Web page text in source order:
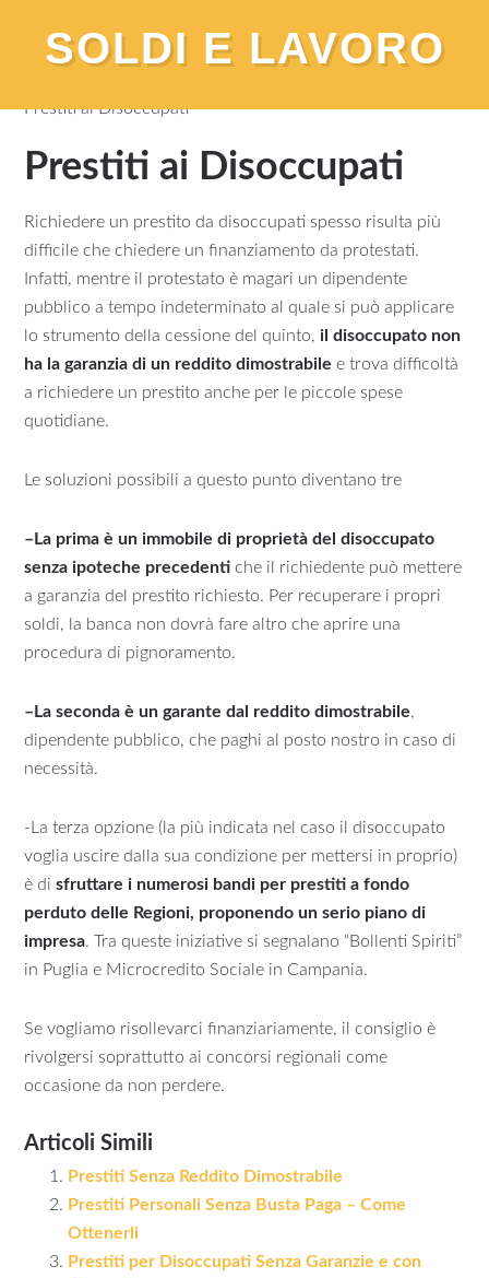
SOLDI E LAVORO
Prestiti ai Disoccupati
Prestiti ai Disoccupati
Richiedere un prestito da disoccupati spesso risulta più
difficile che chiedere un finanziamento da protestati.
Infatti, mentre il protestato è magari un dipendente
pubblico a tempo indeterminato al quale si può applicare
lo strumento della cessione del quinto, il disoccupato non
ha la garanzia di un reddito dimostrabile e trova difficoltà
a richiedere un prestito anche per le piccole spese
quotidiane.
Le soluzioni possibili a questo punto diventano tre
– La prima è un immobile di proprietà del disoccupato
senza ipoteche precedenti che il richiedente può mettere
a garanzia del prestito richiesto. Per recuperare i propri
soldi, la banca non dovrà fare altro che aprire una
procedura di pignoramento.
– La seconda è un garante dal reddito dimostrabile,
dipendente pubblico, che paghi al posto nostro in caso di
necessità.
-La terza opzione (la più indicata nel caso il disoccupato
voglia uscire dalla sua condizione per mettersi in proprio)
è disfruttare i numerosi bandi per prestiti a fondo
perduto delle Regioni, proponendo un serio piano di
impresa. Tra queste iniziative si segnalano “Bollenti Spiriti”
in Puglia e Microcredito Sociale in Campania.
Se vogliamo risollevarci finanziariamente, il consiglio è
rivolgersi soprattutto ai concorsi regionali come
occasione da non perdere.
Articoli Simili
Prestiti Senza Reddito Dimostrabile
Prestiti Personali Senza Busta Paga – Come
Ottenerli
Prestiti per Disoccupati Senza Garanzie e con